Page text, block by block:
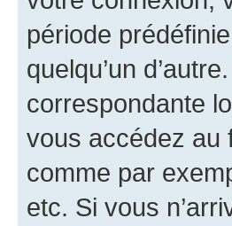
période
quelqu’un
correspondante
vous accédez au
comme par
etc. Si vous